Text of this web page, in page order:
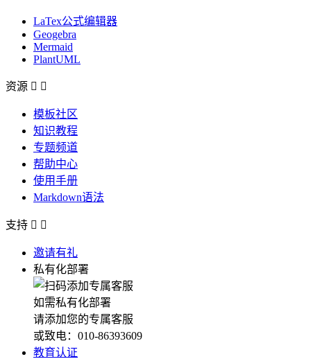
LaTex公式编辑器
Geogebra
Mermaid
PlantUML
资源  
模板社区
知识教程
专题频道
帮助中心
使用手册
Markdown语法
支持  
邀请有礼
私有化部署
如需私有化部署
请添加您的专属客服
或致电：010-86393609
教育认证